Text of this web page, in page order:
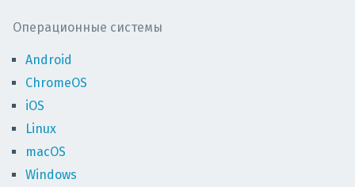
Операционные системы
Android
ChromeOS
iOS
Linux
macOS
Windows